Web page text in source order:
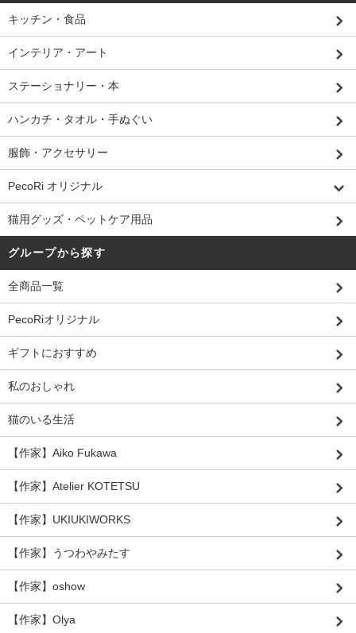
キッチン・食品
インテリア・アート
ステーショナリー・本
ハンカチ・タオル・手ぬぐい
服飾・アクセサリー
PecoRi オリジナル
猫用グッズ・ペットケア用品
グループから探す
全商品一覧
PecoRiオリジナル
ギフトにおすすめ
私のおしゃれ
猫のいる生活
【作家】Aiko Fukawa
【作家】Atelier KOTETSU
【作家】UKIUKIWORKS
【作家】うつわやみたす
【作家】oshow
【作家】Olya